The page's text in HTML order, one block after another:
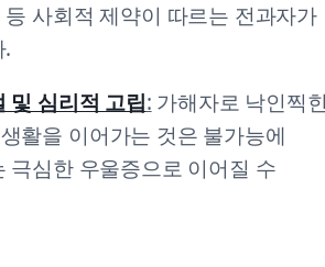
사회적 제약이 따르는 전과자가
및 심리적 고립: 가해자로 낙인찍
활을 이어가는 것은 불가능에
극심한 우울증으로 이어질 수